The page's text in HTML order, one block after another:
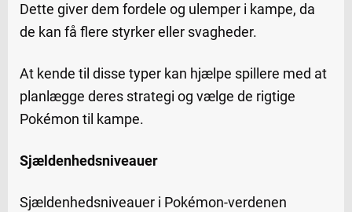
Dette giver dem fordele og ulemper i kampe, da
de kan få flere styrker eller svagheder.
At kende til disse typer kan hjælpe spillere med at
planlægge deres strategi og vælge de rigtige
Pokémon til kampe.
Sjældenhedsniveauer
Sjældenhedsniveauer i Pokémon-verdenen